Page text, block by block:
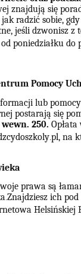
znajdują się
radzić sobie,
jeśli dzwonisz
poniedziałku do
Pomocy
lub
postarają się
250.
. pl, na
prawa są
.Znajdziesz ich
Helsińskiej